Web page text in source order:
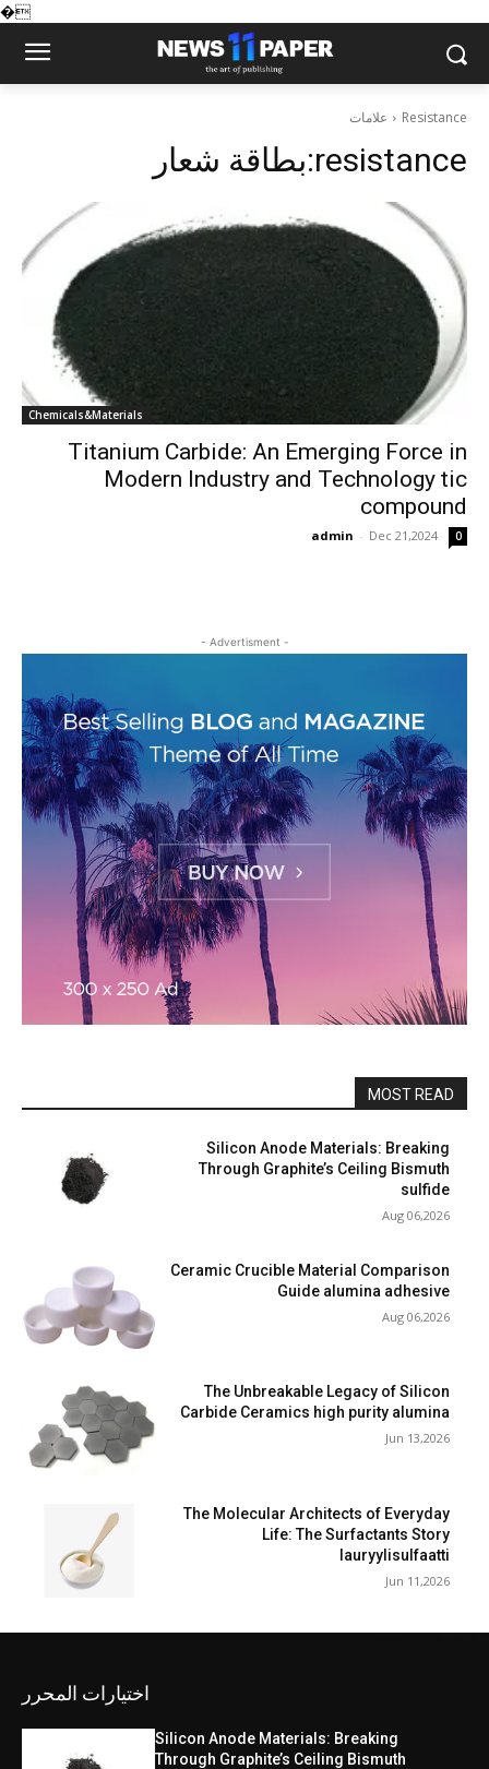
�
علامات Resistance
بطاقة شعار:resistance
Chemicals&Materials
Titanium Carbide: An Emerging Force in
Modern Industry and Technology tic
compound
admin - Dec 21,2024 0
- Advertisment -
MOST READ
Silicon Anode Materials: Breaking
Through Graphite’s Ceiling Bismuth
sulfide
Aug 06,2026
Ceramic Crucible Material Comparison
Guide alumina adhesive
Aug 06,2026
The Unbreakable Legacy of Silicon
Carbide Ceramics high purity alumina
Jun 13,2026
The Molecular Architects of Everyday
Life: The Surfactants Story
lauryylisulfaatti
Jun 11,2026
اختيارات المحرر
Silicon Anode Materials: Breaking
Through Graphite’s Ceiling Bismuth